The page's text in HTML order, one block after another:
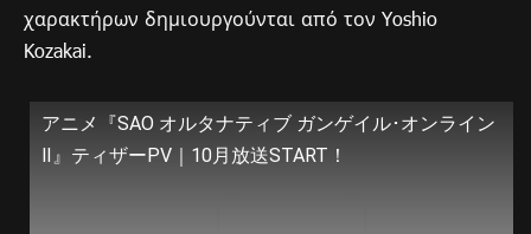
χαρακτήρων δημιουργούνται από τον Yoshio
Kozakai.
アニメ『SAO オルタナティブ ガンゲイル･オンライン
Ⅱ』ティザーPV｜10月放送START！